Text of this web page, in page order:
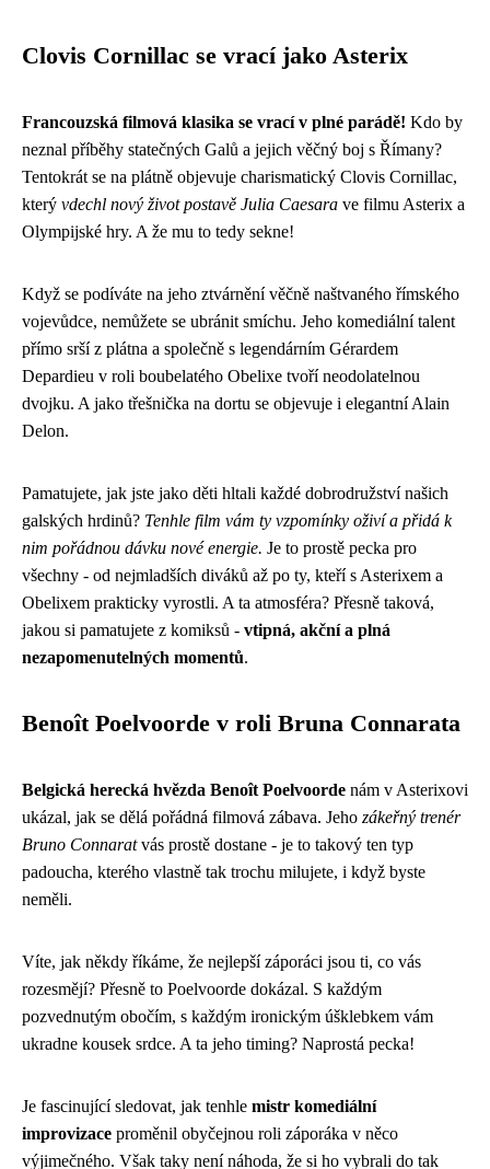
Clovis Cornillac se vrací jako Asterix
Francouzská filmová klasika se vrací v plné parádě! Kdo by
neznal příběhy statečných Galů a jejich věčný boj s Římany?
Tentokrát se na plátně objevuje charismatický Clovis Cornillac,
který vdechl nový život postavě Julia Caesara ve filmu Asterix a
Olympijské hry. A že mu to tedy sekne!
Když se podíváte na jeho ztvárnění věčně naštvaného římského
vojevůdce, nemůžete se ubránit smíchu. Jeho komediální talent
přímo srší z plátna a společně s legendárním Gérardem
Depardieu v roli boubelatého Obelixe tvoří neodolatelnou
dvojku. A jako třešnička na dortu se objevuje i elegantní Alain
Delon.
Pamatujete, jak jste jako děti hltali každé dobrodružství našich
galských hrdinů? Tenhle film vám ty vzpomínky oživí a přidá k
nim pořádnou dávku nové energie. Je to prostě pecka pro
všechny - od nejmladších diváků až po ty, kteří s Asterixem a
Obelixem prakticky vyrostli. A ta atmosféra? Přesně taková,
jakou si pamatujete z komiksů - vtipná, akční a plná
nezapomenutelných momentů.
Benoît Poelvoorde v roli Bruna Connarata
Belgická herecká hvězda Benoît Poelvoorde nám v Asterixovi
ukázal, jak se dělá pořádná filmová zábava. Jeho zákeřný trenér
Bruno Connaratvás prostě dostane - je to takový ten typ
padoucha, kterého vlastně tak trochu milujete, i když byste
neměli.
Víte, jak někdy říkáme, že nejlepší záporáci jsou ti, co vás
rozesmějí? Přesně to Poelvoorde dokázal. S každým
pozvednutým obočím, s každým ironickým úšklebkem vám
ukradne kousek srdce. A ta jeho timing? Naprostá pecka!
Je fascinující sledovat, jak tenhle mistr komediální
improvizace proměnil obyčejnou roli záporáka v něco
výjimečného. Však taky není náhoda, že si ho vybrali do tak